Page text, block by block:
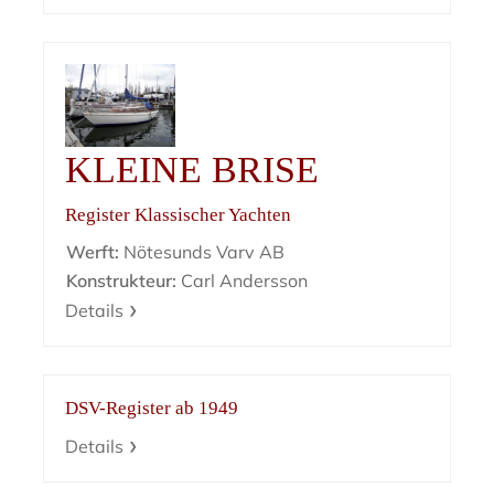
KLEINE BRISE
Register Klassischer Yachten
Werft: Nötesunds Varv AB
Konstrukteur: Carl Andersson
Details
DSV-Register ab 1949
Details